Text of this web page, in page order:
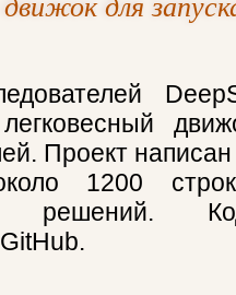
Проект
1200
решений.